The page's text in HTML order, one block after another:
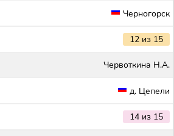
Черногорск
12 из 15
Червоткина Н.А.
д. Цепели
14 из 15